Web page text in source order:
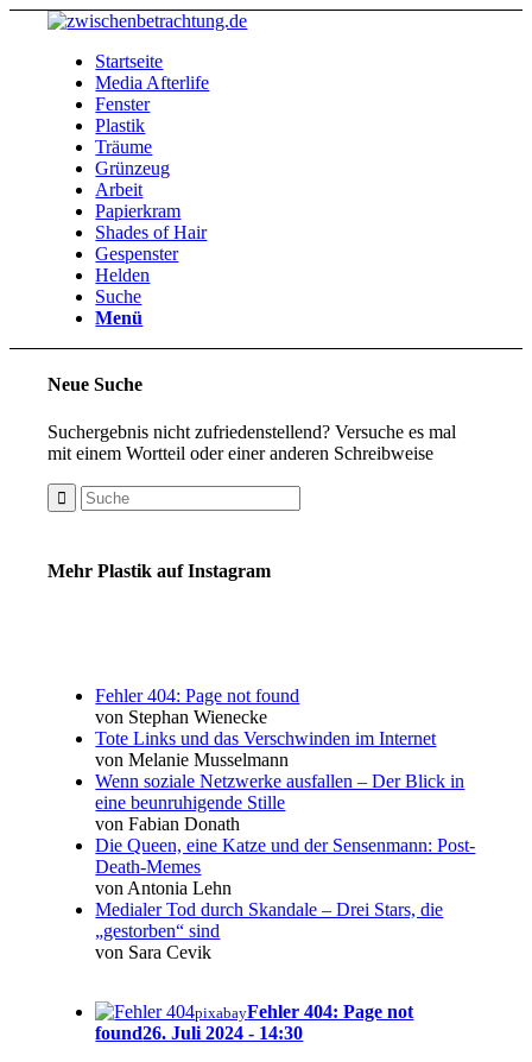
Startseite
Media Afterlife
Fenster
Plastik
Träume
Grünzeug
Arbeit
Papierkram
Shades of Hair
Gespenster
Helden
Suche
Menü
Neue Suche
Suchergebnis nicht zufriedenstellend? Versuche es mal
mit einem Wortteil oder einer anderen Schreibweise
Mehr Plastik auf Instagram
Fehler 404: Page not found
von Stephan Wienecke
Tote Links und das Verschwinden im Internet
von Melanie Musselmann
Wenn soziale Netzwerke ausfallen – Der Blick in
eine beunruhigende Stille
von Fabian Donath
Die Queen, eine Katze und der Sensenmann: Post-
Death-Memes
von Antonia Lehn
Medialer Tod durch Skandale – Drei Stars, die
„gestorben“ sind
von Sara Cevik
pixabayFehler 404: Page not
found26. Juli 2024 - 14:30